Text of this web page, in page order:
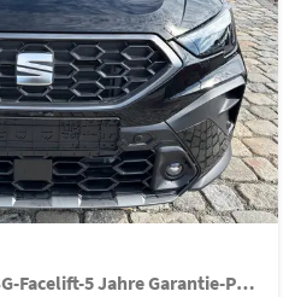
Style 1,0TSI 115 PS DSG-Facelift-5 Jahre Garantie-Parklenkassistent-PDC vorne&hinten-Rückfahrkamera-LED-ACC-DAB-Fernlichtassistent-ISOFIX-variabler Ladeboden-Sitzheizung-FULL Link-Alu 16"-Sofort